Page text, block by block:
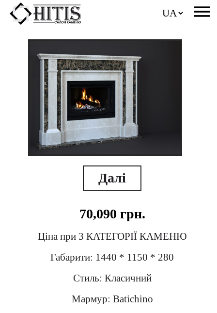
Далі
70,090 грн.
Ціна при 3 КАТЕГОРІЇ КАМЕНЮ
Габарити: 1440 * 1150 * 280
Стиль: Класичний
Мармур: Batichino